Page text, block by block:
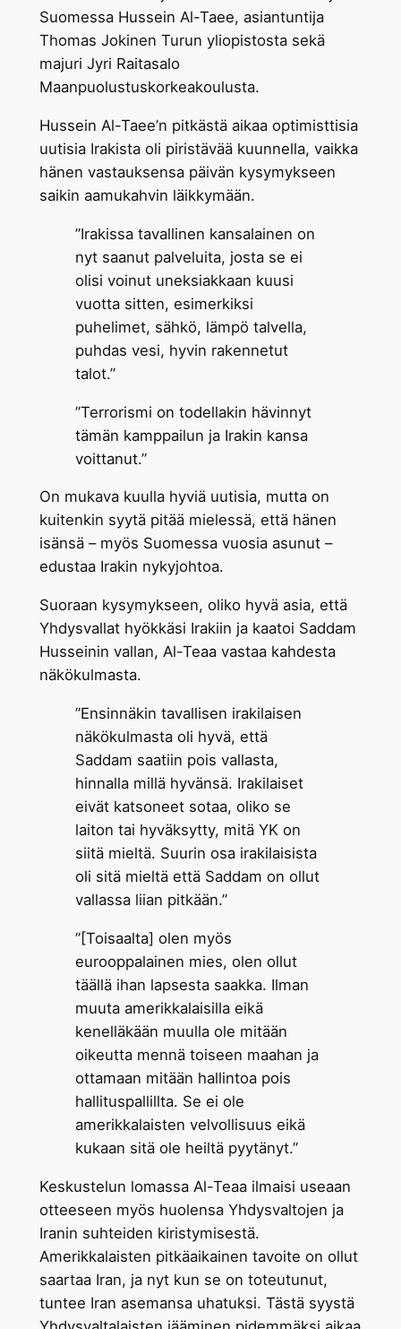
Suomessa Hussein Al-Taee, asiantuntija
Thomas Jokinen Turun yliopistosta sekä
majuri Jyri Raitasalo
Maanpuolustuskorkeakoulusta.
Hussein Al-Taee’n pitkästä aikaa optimisttisia
uutisia Irakista oli piristävää kuunnella, vaikka
hänen vastauksensa päivän kysymykseen
saikin aamukahvin läikkymään.
”Irakissa tavallinen kansalainen on
nyt saanut palveluita, josta se ei
olisi voinut uneksiakkaan kuusi
vuotta sitten, esimerkiksi
puhelimet, sähkö, lämpö talvella,
puhdas vesi, hyvin rakennetut
talot.”
”Terrorismi on todellakin hävinnyt
tämän kamppailun ja Irakin kansa
voittanut.”
On mukava kuulla hyviä uutisia, mutta on
kuitenkin syytä pitää mielessä, että hänen
isänsä – myös Suomessa vuosia asunut –
edustaa Irakin nykyjohtoa.
Suoraan kysymykseen, oliko hyvä asia, että
Yhdysvallat hyökkäsi Irakiin ja kaatoi Saddam
Husseinin vallan, Al-Teaa vastaa kahdesta
näkökulmasta.
”Ensinnäkin tavallisen irakilaisen
näkökulmasta oli hyvä, että
Saddam saatiin pois vallasta,
hinnalla millä hyvänsä. Irakilaiset
eivät katsoneet sotaa, oliko se
laiton tai hyväksytty, mitä YK on
siitä mieltä. Suurin osa irakilaisista
oli sitä mieltä että Saddam on ollut
vallassa liian pitkään.”
”[Toisaalta] olen myös
eurooppalainen mies, olen ollut
täällä ihan lapsesta saakka. Ilman
muuta amerikkalaisilla eikä
kenelläkään muulla ole mitään
oikeutta mennä toiseen maahan ja
ottamaan mitään hallintoa pois
hallituspallillta. Se ei ole
amerikkalaisten velvollisuus eikä
kukaan sitä ole heiltä pyytänyt.”
Keskustelun lomassa Al-Teaa ilmaisi useaan
otteeseen myös huolensa Yhdysvaltojen ja
Iranin suhteiden kiristymisestä.
Amerikkalaisten pitkäaikainen tavoite on ollut
saartaa Iran, ja nyt kun se on toteutunut,
tuntee Iran asemansa uhatuksi. Tästä syystä